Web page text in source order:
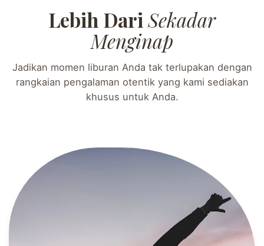
Lebih Dari Sekadar
Menginap
Jadikan momen liburan Anda tak terlupakan dengan
rangkaian pengalaman otentik yang kami sediakan
khusus untuk Anda.